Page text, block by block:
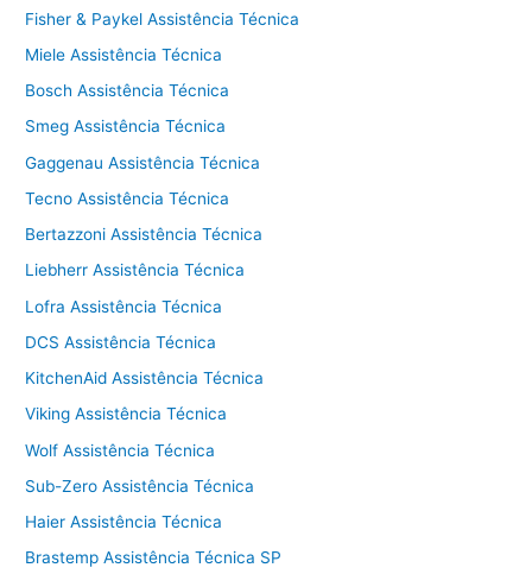
Fisher & Paykel Assistência Técnica
Miele Assistência Técnica
Bosch Assistência Técnica
Smeg Assistência Técnica
Gaggenau Assistência Técnica
Tecno Assistência Técnica
Bertazzoni Assistência Técnica
Liebherr Assistência Técnica
Lofra Assistência Técnica
DCS Assistência Técnica
KitchenAid Assistência Técnica
Viking Assistência Técnica
Wolf Assistência Técnica
Sub-Zero Assistência Técnica
Haier Assistência Técnica
Brastemp Assistência Técnica SP